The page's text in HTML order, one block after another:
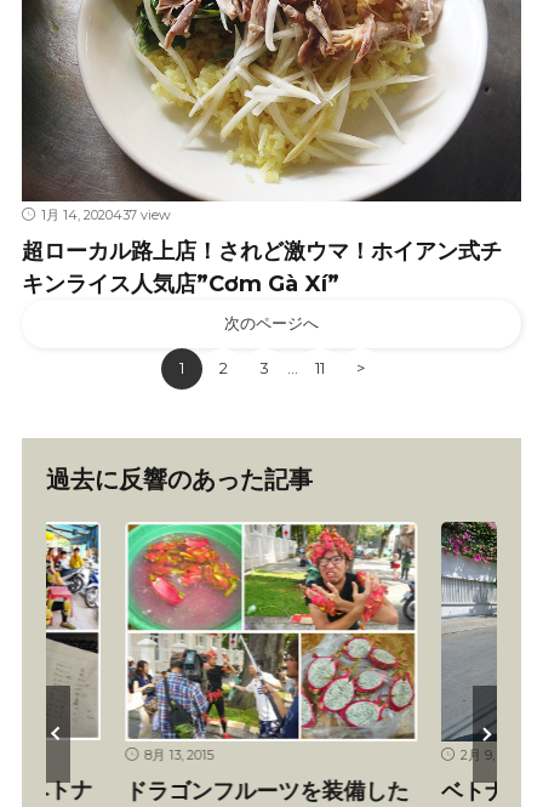
1月 14, 2020437 view
超ローカル路上店！されど激ウマ！ホイアン式チ
キンライス人気店”Cơm Gà Xí”
次のページへ
1 2 3 11 >
過去に反響のあった記事
備した
2月 9, 2014
ベトナム初のマクドナルドへ
11月 15, 2012
ベトナム